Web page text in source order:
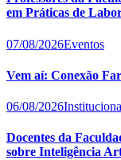
em Práticas de
07/08/2026Eventos
Vem aí: Conexão
06/08/2026
Docentes da
sobre Inteligência